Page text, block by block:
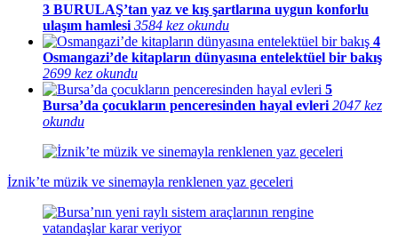
3 BURULAŞ’tan yaz ve kış şartlarına uygun konforlu
ulaşım hamlesi 3584 kez okundu
4
Osmangazi’de kitapların dünyasına entelektüel bir bakış
2699 kez okundu
5
Bursa’da çocukların penceresinden hayal evleri 2047 kez
okundu
İznik’te müzik ve sinemayla renklenen yaz geceleri